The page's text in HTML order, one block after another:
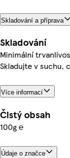
Skladování a příprava
Skladování
Minimální
Skladujte v suchu,
Více informací
Čistý obsah
100g ℮
Údaje o značce